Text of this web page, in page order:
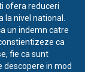
ofera reduceri
nivel national.
un indemn catre
ca
fie ca sunt
descopere in mod